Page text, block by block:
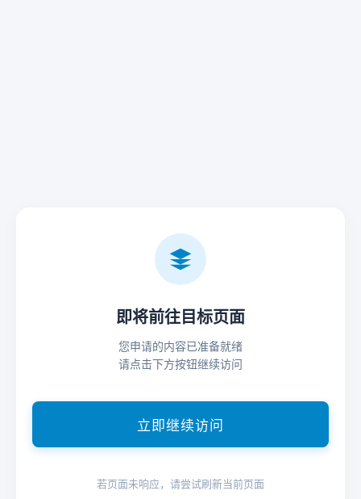
即将前往目标页面
您申请的内容已准备就绪
请点击下方按钮继续访问
立即继续访问
若页面未响应，请尝试刷新当前页面